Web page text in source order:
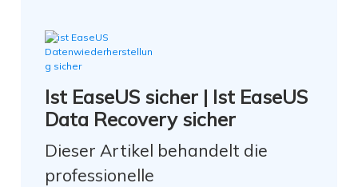
Ist EaseUS sicher | Ist EaseUS
Data Recovery sicher
Dieser Artikel behandelt die
professionelle